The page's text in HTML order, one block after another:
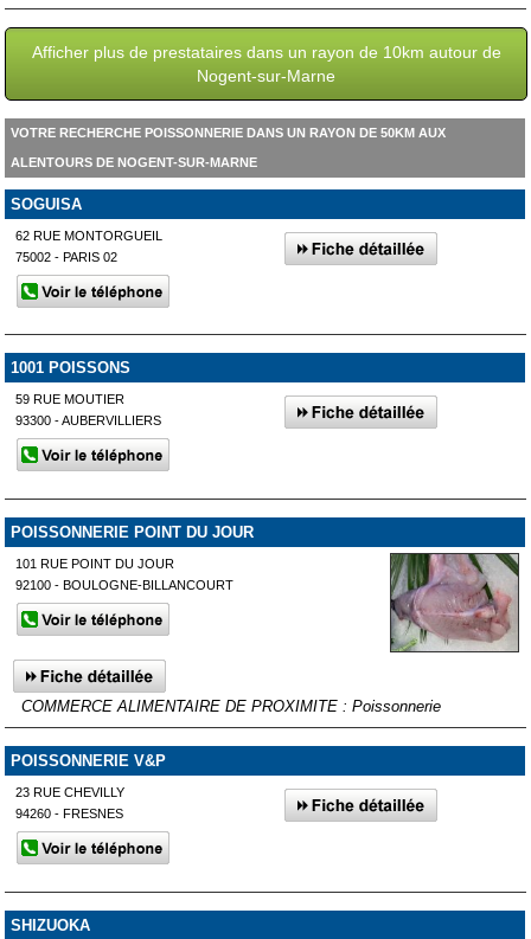
Afficher plus de prestataires dans un rayon de 10km autour de
Nogent-sur-Marne
VOTRE RECHERCHE POISSONNERIE DANS UN RAYON DE 50KM AUX
ALENTOURS DE NOGENT-SUR-MARNE
SOGUISA
62 RUE MONTORGUEIL
75002 - PARIS 02
1001 POISSONS
59 RUE MOUTIER
93300 - AUBERVILLIERS
POISSONNERIE POINT DU JOUR
101 RUE POINT DU JOUR
92100 - BOULOGNE-BILLANCOURT
COMMERCE ALIMENTAIRE DE PROXIMITE : Poissonnerie
POISSONNERIE V&P
23 RUE CHEVILLY
94260 - FRESNES
SHIZUOKA